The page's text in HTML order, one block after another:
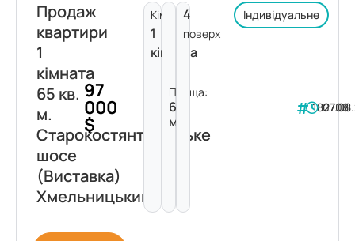
Продаж
квартири
1
кімната
65 кв.
м.
Старокостянтинівське
шосе
(Виставка)
Хмельницький
97
000
$
Кімнат:
1
кімната
Площа:
65
м²
4
поверх
Індивідуальне
182708